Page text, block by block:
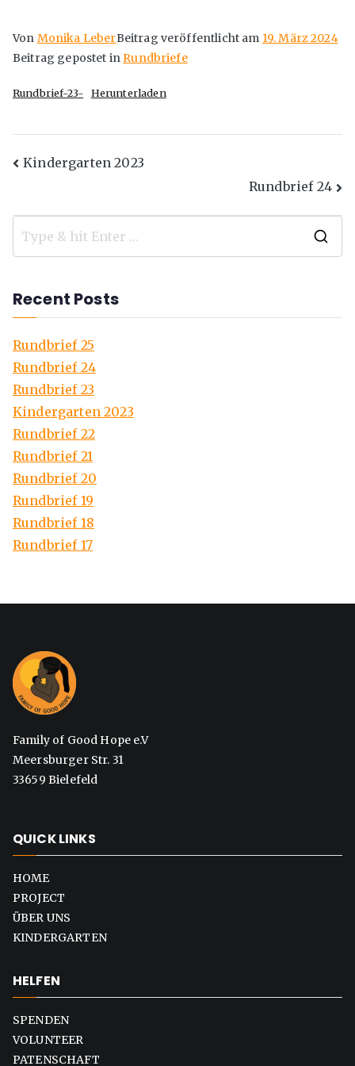
Von Monika LeberBeitrag veröffentlicht am 19. März 2024
Beitrag gepostet inRundbriefe
Rundbrief-23- Herunterladen
Kindergarten 2023
Rundbrief 24
Recent Posts
Rundbrief 25
Rundbrief 24
Rundbrief 23
Kindergarten 2023
Rundbrief 22
Rundbrief 21
Rundbrief 20
Rundbrief 19
Rundbrief 18
Rundbrief 17
Family of Good Hope e.V
Meersburger Str. 31
33659 Bielefeld
QUICK LINKS
HOME
PROJECT
ÜBER UNS
KINDERGARTEN
HELFEN
SPENDEN
VOLUNTEER
PATENSCHAFT